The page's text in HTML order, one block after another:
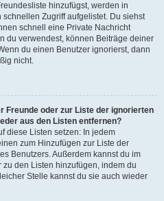
hinzufügst, werden in
Zugriff aufgelistet. Du siehst
schnell eine Private Nachricht
du verwendest, können Beiträge deiner
du einen Benutzer ignorierst, dann
nicht.
Freunde oder zur Liste der ignorierten
aus den Listen entfernen?
diese Listen setzen: In jedem
zum Hinzufügen zur Liste der
Benutzers. Außerdem kannst du im
den Listen hinzufügen, indem du
Stelle kannst du sie auch wieder